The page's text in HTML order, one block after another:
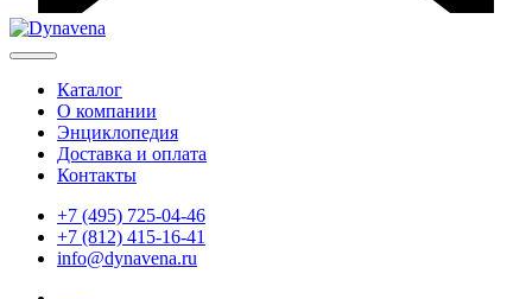
Каталог
О компании
Энциклопедия
Доставка и оплата
Контакты
+7 (495) 725-04-46
+7 (812) 415-16-41
info@dynavena.ru